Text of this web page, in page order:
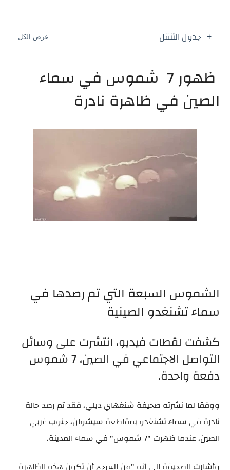
جدول التنقل
ظهور 7 شموس في سماء
الصين في ظاهرة نادرة
الشموس السبعة التي تم رصدها في
سماء تشنغدو الصينية
كشفت لقطات فيديو، انتشرت على وسائل
التواصل الاجتماعي في الصين، 7 شموس
دفعة واحدة.
ووفقا لما نشرته صحيفة شنغهاي ديلي، فقد تم رصد حالة
نادرة في سماء تشنغدو بمقاطعة سيشوان، جنوب غربي
الصين، عندما ظهرت "7 شموس" في سماء المدينة.
وأشارت الصحيفة إلى أنه "من المرجح أن تكون هذه الظاهرة